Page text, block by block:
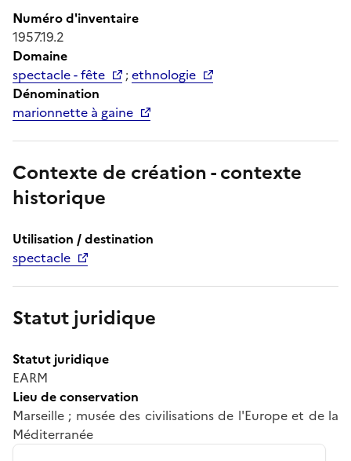
Numéro d'inventaire
1957.19.2
Domaine
spectacle - fête
;ethnologie
Dénomination
marionnette à gaine
Contexte de création - contexte
historique
Utilisation / destination
spectacle
Statut juridique
Statut juridique
EARM
Lieu de conservation
Marseille ; musée des civilisations de l'Europe et de la
Méditerranée